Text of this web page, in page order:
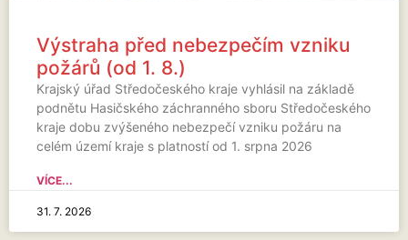
Výstraha před nebezpečím vzniku
požárů (od 1. 8.)
Krajský úřad Středočeského kraje vyhlásil na základě
podnětu Hasičského záchranného sboru Středočeského
kraje dobu zvýšeného nebezpečí vzniku požáru na
celém území kraje s platností od 1. srpna 2026
VÍCE...
31. 7. 2026